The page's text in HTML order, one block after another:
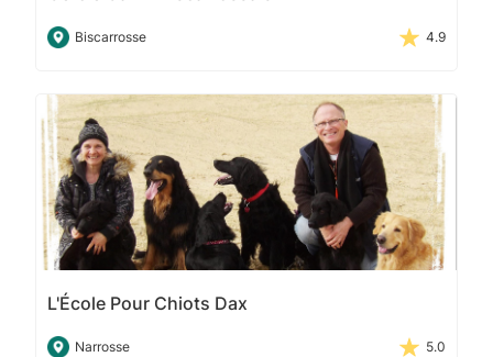
Biscarrosse 4.9
L'École Pour Chiots Dax
Narrosse 5.0